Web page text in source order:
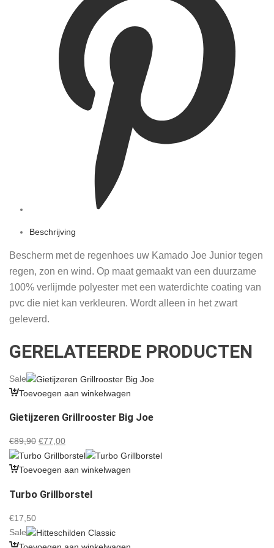
Beschrijving
Bescherm met de regenhoes uw Kamado Joe Junior tegen
regen, zon en wind. Op maat gemaakt van een duurzame
100% verlijmde polyester met een waterdichte coating van
pvc die niet kan verkleuren. Wordt alleen in het zwart
geleverd.
GERELATEERDE PRODUCTEN
Sale
Toevoegen aan winkelwagen
Gietijzeren Grillrooster Big Joe
€89,90 Oorspronkelijke
prijs
was:
€77,00Huidige
prijs
is:
Toevoegen aan winkelwagen
Turbo Grillborstel
€17,50
Sale